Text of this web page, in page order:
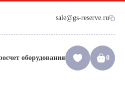
sale@gs-reserve.ru
оборудования 0